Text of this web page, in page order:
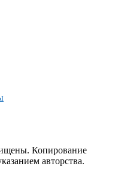
Копирование
авторства.